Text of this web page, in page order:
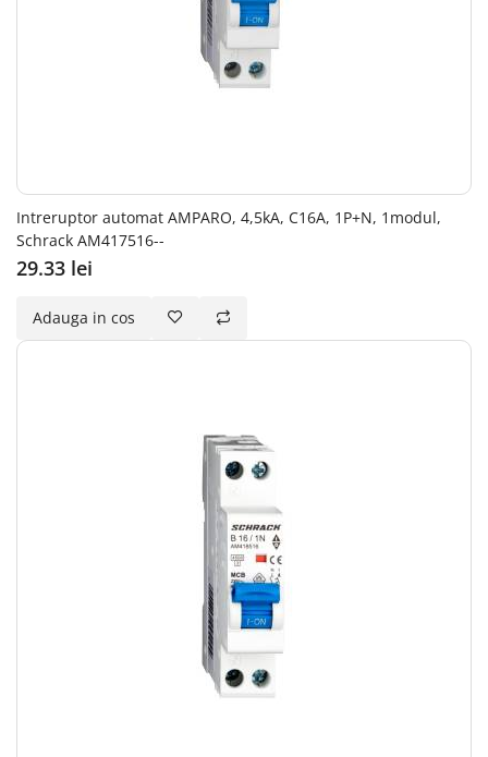
Intreruptor automat AMPARO, 4,5kA, C16A, 1P+N, 1modul,
Schrack AM417516--
29.33 lei
Adauga in cos